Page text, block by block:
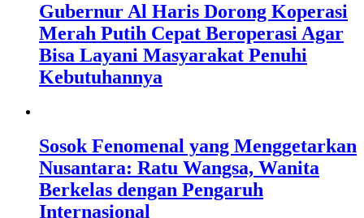
Gubernur Al Haris Dorong Koperasi
Merah Putih Cepat Beroperasi Agar
Bisa Layani Masyarakat Penuhi
Kebutuhannya
Sosok Fenomenal yang Menggetarkan
Nusantara: Ratu Wangsa, Wanita
Berkelas dengan Pengaruh
Internasional